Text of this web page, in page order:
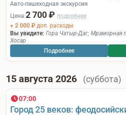
Авто-пешеходная экскурсия
Цена:2 700 ₽ подробнее
+ 2 000 ₽ доп. расходы
Вы увидите: Гора Чатыр-Даг; Мраморная
Хосар
Подробнее
15 августа 2026 (суббота)
07:00
Город 25 веков: